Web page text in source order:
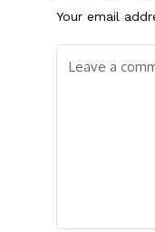
Your email